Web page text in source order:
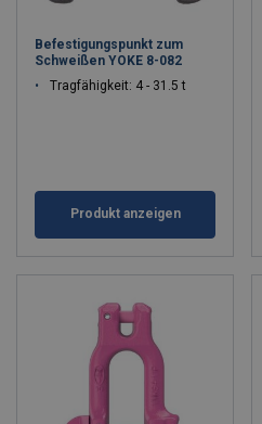
Befestigungspunkt zum
Schweißen YOKE 8-082
Tragfähigkeit: 4 - 31.5 t
Produkt anzeigen